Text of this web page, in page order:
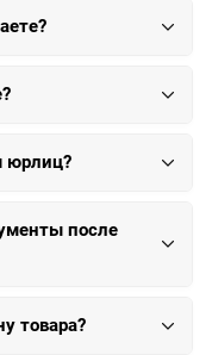
юрлиц?
после
товара?